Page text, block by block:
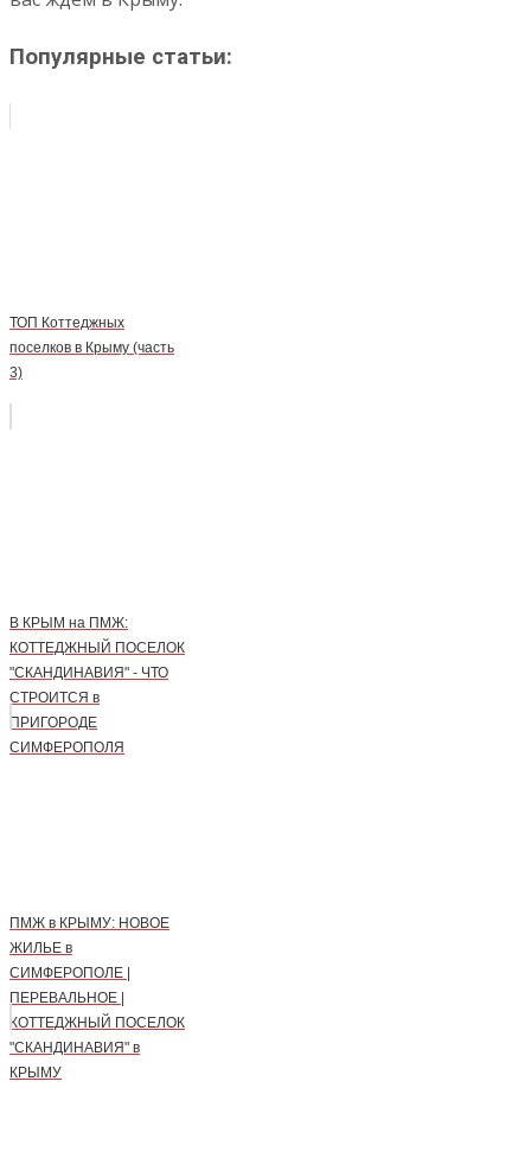
Популярные статьи:
ТОП Коттеджных
поселков в Крыму (часть
3)
В КРЫМ на ПМЖ:
КОТТЕДЖНЫЙ ПОСЕЛОК
"СКАНДИНАВИЯ" - ЧТО
СТРОИТСЯ в
ПРИГОРОДЕ
СИМФЕРОПОЛЯ
ПМЖ в КРЫМУ: НОВОЕ
ЖИЛЬЕ в
СИМФЕРОПОЛЕ |
ПЕРЕВАЛЬНОЕ |
КОТТЕДЖНЫЙ ПОСЕЛОК
"СКАНДИНАВИЯ" в
КРЫМУ